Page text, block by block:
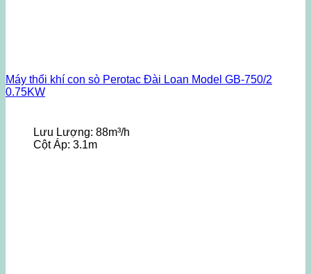
Máy thổi khí con sò Perotac Đài Loan Model GB-750/2
0.75KW
Lưu Lượng: 88m³/h
Cột Áp: 3.1m